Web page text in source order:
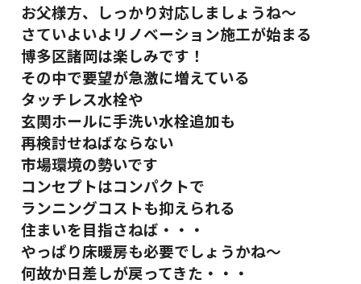
お父様方、しっかり対応しましょうね～
さていよいよリノベーション施工が始まる
博多区諸岡は楽しみです！
その中で要望が急激に増えている
タッチレス水栓や
玄関ホールに手洗い水栓追加も
再検討せねばならない
市場環境の勢いです
コンセプトはコンパクトで
ランニングコストも抑えられる
住まいを目指さねば・・・
やっぱり床暖房も必要でしょうかね～
何故か日差しが戻ってきた・・・